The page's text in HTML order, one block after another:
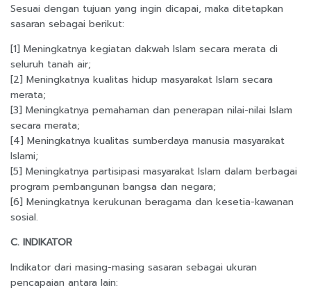
Sesuai dengan tujuan yang ingin dicapai, maka ditetapkan
sasaran sebagai berikut:
[1] Meningkatnya kegiatan dakwah Islam secara merata di
seluruh tanah air;
[2] Meningkatnya kualitas hidup masyarakat Islam secara
merata;
[3] Meningkatnya pemahaman dan penerapan nilai-nilai Islam
secara merata;
[4] Meningkatnya kualitas sumberdaya manusia masyarakat
Islami;
[5] Meningkatnya partisipasi masyarakat Islam dalam berbagai
program pembangunan bangsa dan negara;
[6] Meningkatnya kerukunan beragama dan kesetia-kawanan
sosial.
C. INDIKATOR
Indikator dari masing-masing sasaran sebagai ukuran
pencapaian antara lain: